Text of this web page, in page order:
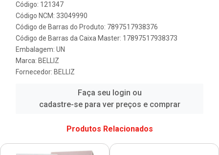
Código: 121347
Código NCM: 33049990
Código de Barras do Produto: 7897517938376
Código de Barras da Caixa Master: 17897517938373
Embalagem: UN
Marca: BELLIZ
Fornecedor: BELLIZ
Faça seu login ou
cadastre-se para ver preços e comprar
Produtos Relacionados